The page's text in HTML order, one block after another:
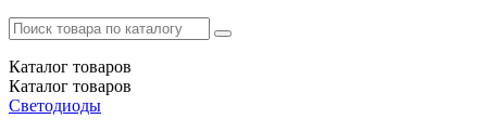
Каталог товаров
Каталог товаров
Светодиоды